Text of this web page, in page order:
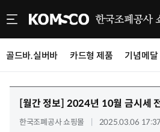
골드바.실버바 카드형 제품 기념메달
[월간 정보] 2024년 10월 금시세
한국조폐공사 쇼핑몰 2025.03.06